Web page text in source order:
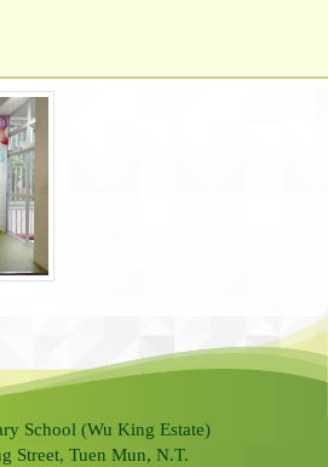
School (Wu King Estate)
Street, Tuen Mun, N.T.